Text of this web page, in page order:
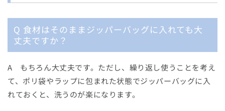
Q 食材はそのままジッパーバッグに入れても大
丈夫ですか？
A もちろん大丈夫です。ただし、繰り返し使うことを考え
て、ポリ袋やラップに包まれた状態でジッパーバッグに入
れておくと、洗うのが楽になります。